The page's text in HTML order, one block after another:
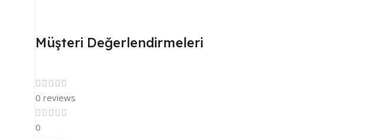
Müşteri Değerlendirmeleri
0 reviews
0